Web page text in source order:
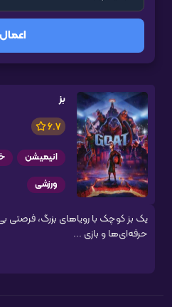
اعمال
بز
6.7
انیمیشن
ورزشی
یک بز کوچک با رویاهای بزرگ، فرصتی
حرفه‌ای‌ها و بازی ...